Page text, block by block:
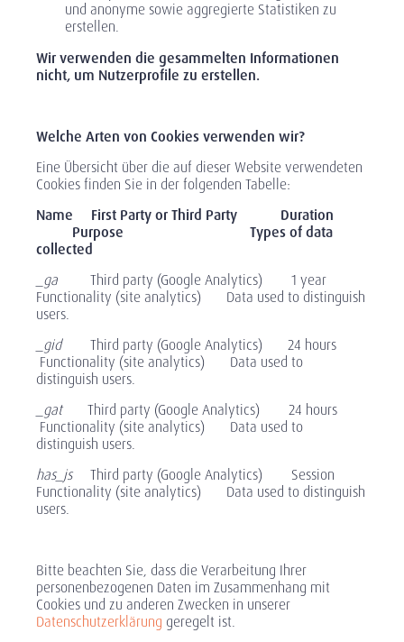
und anonyme sowie aggregierte Statistiken zu
erstellen.
Wir verwenden die gesammelten Informationen
nicht, um Nutzerprofile zu erstellen.
Welche Arten von Cookies verwenden wir?
Eine Übersicht über die auf dieser Website verwendeten
Cookies finden Sie in der folgenden Tabelle:
Name First Party or Third Party Duration
Purpose
Types of data
collected
_ga
Third party (Google Analytics) 1 year
Functionality (site analytics) Data used to distinguish
users.
_gid Third party (Google Analytics) 24 hours
Functionality (site analytics) Data used to
distinguish users.
_gatThird party (Google Analytics) 24 hours
Functionality (site analytics) Data used to
distinguish users.
has_jsThird party (Google Analytics) Session
Functionality (site analytics) Data used to distinguish
users.
Bitte beachten Sie, dass die Verarbeitung Ihrer
personenbezogenen Daten im Zusammenhang mit
Cookies und zu anderen Zwecken in unserer
Datenschutzerklärung geregelt ist.